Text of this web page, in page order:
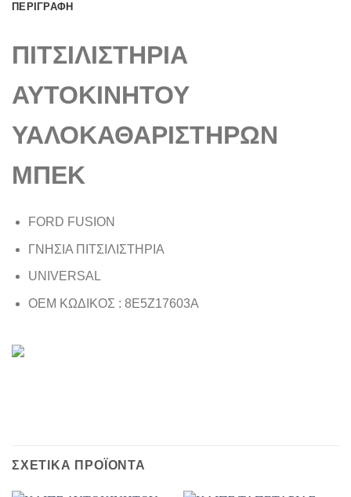
ΠΕΡΙΓΡΑΦΉ
ΠΙΤΣΙΛΙΣΤΗΡΙΑ
ΑΥΤΟΚΙΝΗΤΟΥ
ΥΑΛΟΚΑΘΑΡΙΣΤΗΡΩΝ
ΜΠΕΚ
FORD FUSION
ΓΝΗΣΙΑ ΠΙΤΣΙΛΙΣΤΗΡΙΑ
UNIVERSAL
OEM ΚΩΔΙΚΟΣ : 8Ε5Ζ17603Α
ΣΧΕΤΙΚΆ ΠΡΟΪΌΝΤΑ